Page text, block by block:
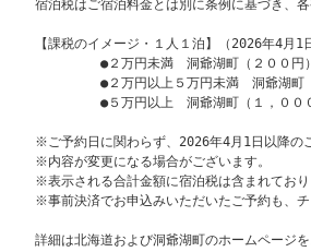
宿泊税はご宿泊料金とは別に条例に基づき、
【課税のイメージ・１人１泊】（2026年4月1
●２万円未満　洞爺湖町（２００円）＋
●２万円以上５万円未満　洞爺湖町（５
●５万円以上　洞爺湖町（１，０００円
※ご予約日に関わらず、2026年4月1日以降の
※内容が変更になる場合がございます。
※表示される合計金額に宿泊税は含まれてお
※事前決済でお申込みいただいたご予約も、
詳細は北海道および洞爺湖町のホームページを